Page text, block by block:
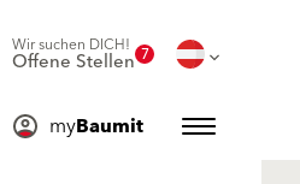
Wir suchen DICH!
Offene Stellen 7
myBaumit